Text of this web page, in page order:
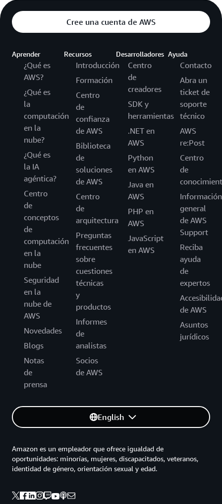
Cree una cuenta de AWS
Aprender
¿Qué es
AWS?
¿Qué es
la
computación
en la
nube?
¿Qué es
la IA
agéntica?
Centro
de
conceptos
de
computación
en la
nube
Seguridad
en la
nube de
AWS
Novedades
Blogs
Notas
de
prensa
Recursos
Introducción
Formación
Centro
de
confianza
de AWS
Biblioteca
de
soluciones
de AWS
Centro
de
arquitectura
Preguntas
frecuentes
sobre
cuestiones
técnicas
y
productos
Informes
de
analistas
Socios
de AWS
Desarrolladores
Centro
de
creadores
SDK y
herramientas
.NET en
AWS
Python
en AWS
Java en
AWS
PHP en
AWS
JavaScript
en AWS
Ayuda
Contacto
Abra un
ticket de
soporte
técnico
AWS
re:Post
Centro
de
Información
general
de AWS
Support
Reciba
ayuda
de
expertos
de AWS
Asuntos
jurídicos
English
Amazon es un empleador que ofrece igualdad de
oportunidades: minorías, mujeres, discapacitados, veteranos,
identidad de género, orientación sexual y edad.